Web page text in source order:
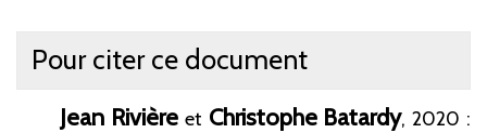
Pour citer ce document
Jean Rivièreet Christophe Batardy, 2020 :